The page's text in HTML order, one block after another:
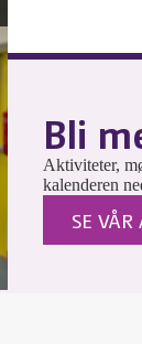
Bli
Aktiviteter,
kalenderen
SE